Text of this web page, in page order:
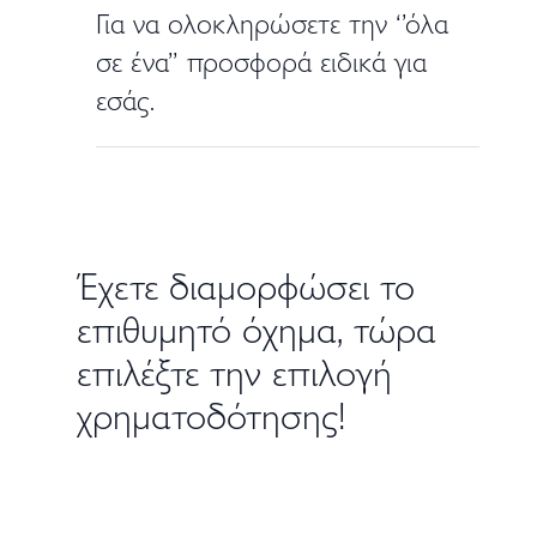
Για να ολοκληρώσετε την ‘’όλα
σε ένα’’ προσφορά ειδικά για
εσάς.
Έχετε διαμορφώσει το
επιθυμητό όχημα, τώρα
επιλέξτε την επιλογή
χρηματοδότησης!